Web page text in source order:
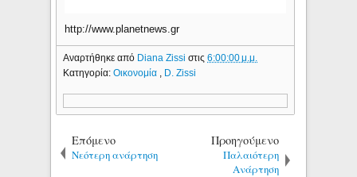
http://www.planetnews.gr
Αναρτήθηκε από Diana Zissiστις6:00:00 μ.μ.
Κατηγορία:Οικονομία D. Zissi
Επόμενο
Νεότερη ανάρτηση
Προηγούμενο
Παλαιότερη
Ανάρτηση